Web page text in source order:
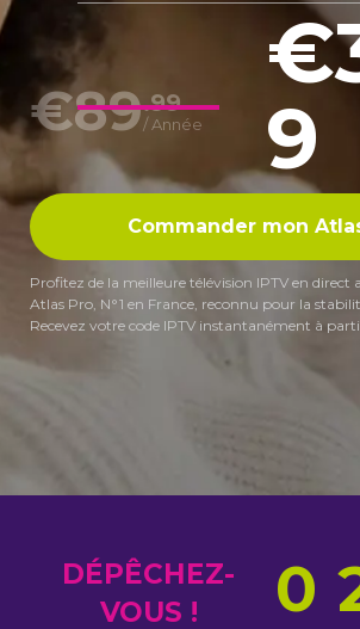
€89.99
/ Année
9
Commander mon
Profitez de la meilleure télévision IPTV en direct
Atlas Pro, N°1 en France, reconnu pour la
Recevez votre code IPTV instantanément à
DÉPÊCHEZ-
VOUS !
0